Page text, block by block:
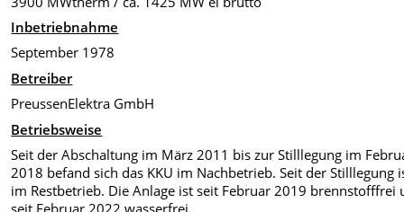
Inbetriebnahme
September 1978
Betreiber
PreussenElektra GmbH
Betriebsweise
Seit der Abschaltung im März 2011 bis zur Stilllegung im
2018 befand sich das KKU im Nachbetrieb. Seit der Stilllegung
im Restbetrieb. Die Anlage ist seit Februar 2019 brennstofffrei